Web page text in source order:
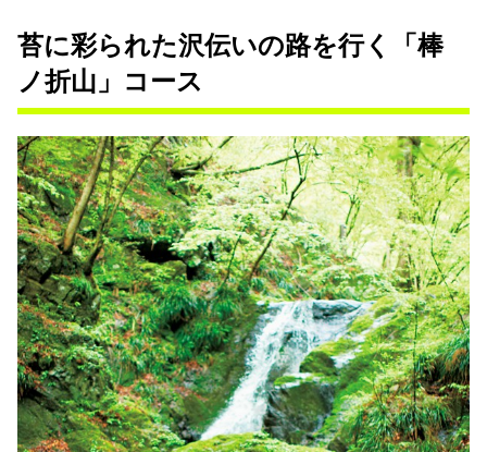
苔に彩られた沢伝いの路を行く「棒
ノ折山」コース